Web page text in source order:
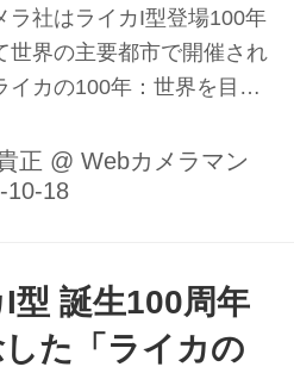
ラ社はライカI型登場100年
世界の主要都市で開催され
イカの100年：世界を目撃
青山のスパイラルガーデン
。（写真は前日の内覧会時
正 @ Webカメラマン
型 誕生100周年
た「ライカの